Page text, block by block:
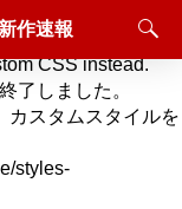
deprecated since
CSS instead.
了しました。
カスタムスタイルを
styles-
作速報